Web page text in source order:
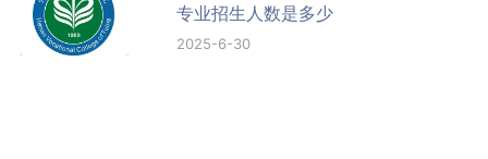
专业招生人数是多少
2025-6-30